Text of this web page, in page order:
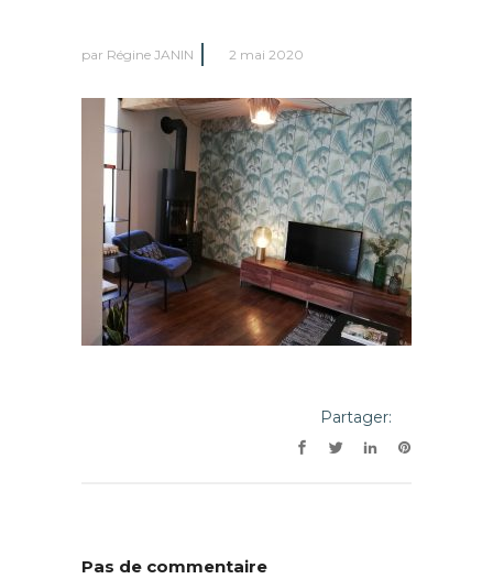
par Régine JANIN 2 mai 2020
Partager:
Pas de commentaire